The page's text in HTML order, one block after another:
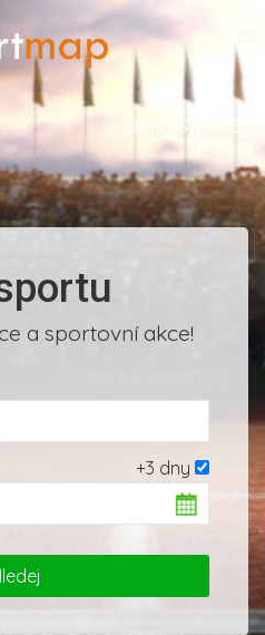
ADMINISTRACE
a sportovní akce!
+3 dny